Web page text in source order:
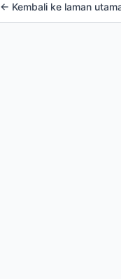
← Kembali ke laman